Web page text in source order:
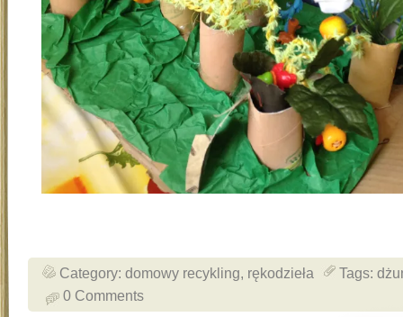
Category: domowy recykling, rękodzieła Tags:
0 Comments